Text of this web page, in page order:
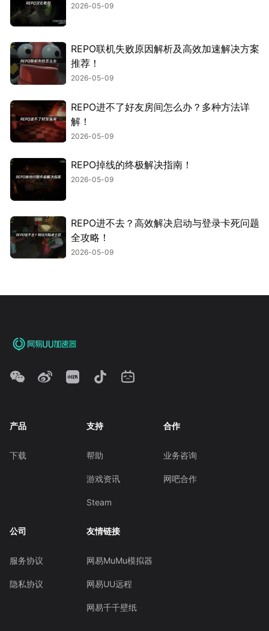
2026-05-09
REPO联机失败原因解析及高效加速解决方案
推荐！
2026-05-09
REPO进不了好友房间怎么办？多种方法详
解！
2026-05-09
REPO掉线的终极解决指南！
2026-05-09
REPO进不去？高效解决启动与登录卡死问题
全攻略！
2026-05-09
产品
下载
支持
帮助
游戏资讯
Steam
合作
业务咨询
网吧合作
公司
服务协议
隐私协议
友情链接
网易MuMu模拟器
网易UU远程
网易千千壁纸